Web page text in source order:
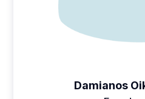
Damianos